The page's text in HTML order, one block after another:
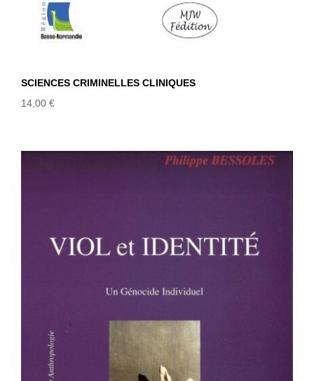
SCIENCES CRIMINELLES CLINIQUES
14,00 €
VIOL et IDENTITÉ – Un génocide